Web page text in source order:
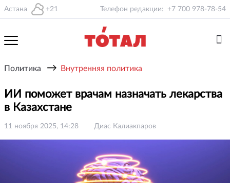
Астана +21 Телефон редакции: +7 700 978-78-54
Политика → Внутренняя политика
ИИ поможет врачам назначать лекарства
в Казахстане
11 ноября 2025, 14:28 Диас Калиакпаров